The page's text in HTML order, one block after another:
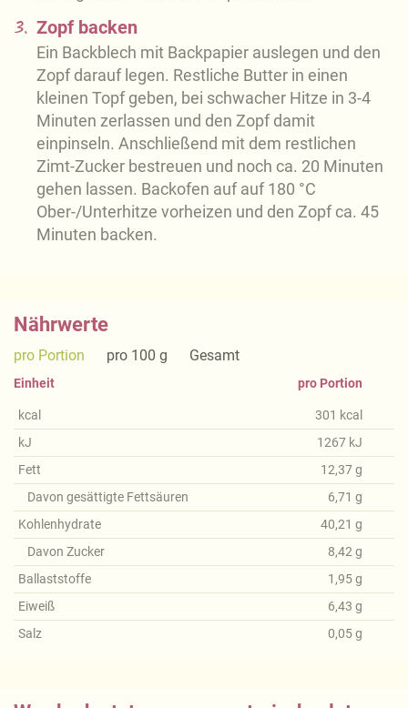
3. Zopf backen
Ein Backblech mit Backpapier auslegen und den
Zopf darauf legen. Restliche Butter in einen
kleinen Topf geben, bei schwacher Hitze in 3-4
Minuten zerlassen und den Zopf damit
einpinseln. Anschließend mit dem restlichen
Zimt-Zucker bestreuen und noch ca. 20 Minuten
gehen lassen. Backofen auf auf 180 °C
Ober-/Unterhitze vorheizen und den Zopf ca. 45
Minuten backen.
Nährwerte
pro Portion pro 100 g Gesamt
Einheit
kcal
kJ
Fett
Davon gesättigte Fettsäuren
Kohlenhydrate
Davon Zucker
Ballaststoffe
Eiweiß
Salz
pro Portion
301 kcal
1267 kJ
12,37g
6,71 g
40,21 g
8,42 g
1,95g
6,43 g
0,05g